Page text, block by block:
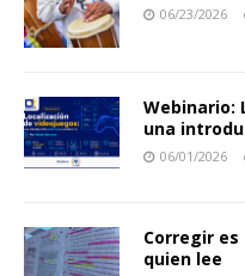
06/23/2026
Webinario:
una
06/01/2026
Corregir
quien lee